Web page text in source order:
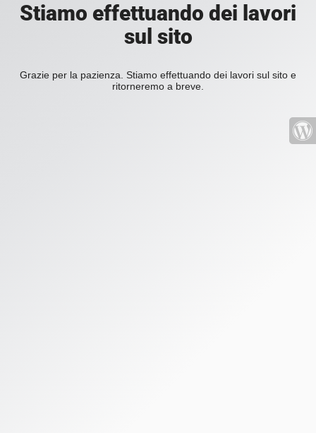
Stiamo effettuando dei lavori
sul sito
Grazie per la pazienza. Stiamo effettuando dei lavori sul sito e
ritorneremo a breve.